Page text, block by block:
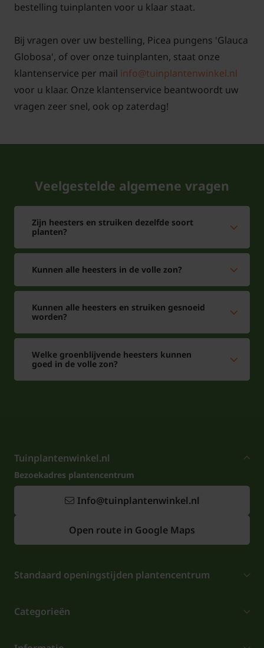
bestelling tuinplanten voor u klaar staat.
Bij vragen over uw bestelling, Picea pungens 'Glauca
Globosa', of over onze tuinplanten, staat onze
klantenservice per mail info@tuinplantenwinkel.nl
voor u klaar. Onze klantenservice beantwoordt uw
vragen zeer snel, ook op zaterdag!
Veelgestelde algemene vragen
Zijn heesters en struiken dezelfde soort
planten?
Kunnen alle heesters in de volle zon?
Kunnen alle heesters en struiken gesnoeid
worden?
Welke groenblijvende heesters kunnen
goed in de volle zon?
Tuinplantenwinkel.nl
Bezoekadres plantencentrum
Info@tuinplantenwinkel.nl
Open route in Google Maps
Standaard openingstijden plantencentrum
Categorieën